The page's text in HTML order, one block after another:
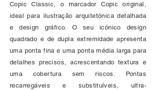
Copic Classic, o marcador Copic original,
ideal para ilustração arquitetónica detalhada
e design gráfico. O seu icónico design
quadrado e de dupla extremidade apresenta
uma ponta fina e uma ponta média larga para
detalhes precisos, acrescentando textura e
uma cobertura sem riscos. Pontas
recarregáveis e substituíveis, ultra-